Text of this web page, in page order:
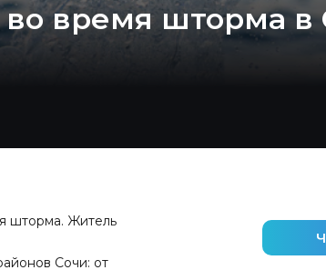
во время шторма в
шторма. Житель
Сочи: от